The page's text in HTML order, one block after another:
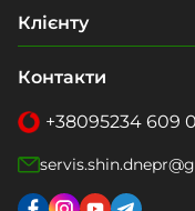
Клієнту
Контакти
+38095234 609 0